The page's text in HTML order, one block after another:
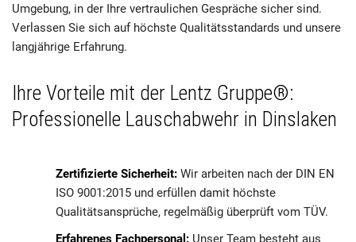
Umgebung, in der Ihre vertraulichen Gespräche sicher sind.
Verlassen Sie sich auf höchste Qualitätsstandards und unsere
langjährige Erfahrung.
Ihre Vorteile mit der Lentz Gruppe®:
Professionelle Lauschabwehr in Dinslaken
Zertifizierte Sicherheit: Wir arbeiten nach der DIN EN
ISO 9001:2015 und erfüllen damit höchste
Qualitätsansprüche, regelmäßig überprüft vom TÜV.
Erfahrenes Fachpersonal: Unser Team besteht aus